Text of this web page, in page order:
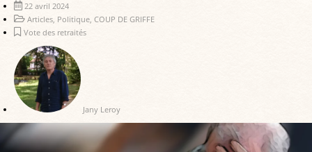
22 avril 2024
Articles, Politique, COUP DE GRIFFE
Vote des retraités
Jany Leroy